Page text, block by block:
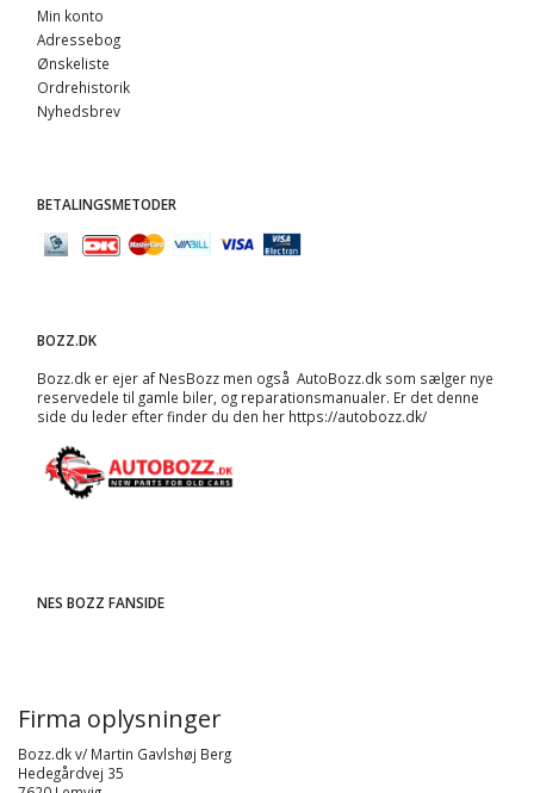
Min konto
Adressebog
Ønskeliste
Ordrehistorik
Nyhedsbrev
BETALINGSMETODER
BOZZ.DK
Bozz.dk er ejer af NesBozz men også AutoBozz.dk som sælger nye
reservedele til gamle biler, og reparationsmanualer. Er det denne
side du leder efter finder du den her https://autobozz.dk/
NES BOZZ FANSIDE
Firma oplysninger
Bozz.dk v/ Martin Gavlshøj Berg
Hedegårdvej 35